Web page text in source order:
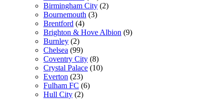
Birmingham City (2)
Bournemouth (3)
Brentford (4)
Brighton & Hove Albion (9)
Burnley (2)
Chelsea (99)
Coventry City (8)
Crystal Palace (10)
Everton (23)
Fulham FC (6)
Hull City (2)